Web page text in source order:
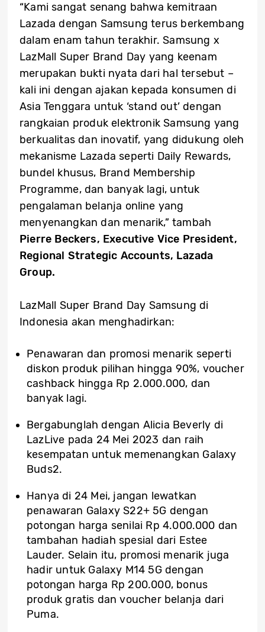
“Kami sangat senang bahwa kemitraan
Lazada dengan Samsung terus berkembang
dalam enam tahun terakhir. Samsung x
LazMall Super Brand Day yang keenam
merupakan bukti nyata dari hal tersebut –
kali ini dengan ajakan kepada konsumen di
Asia Tenggara untuk ‘stand out’ dengan
rangkaian produk elektronik Samsung yang
berkualitas dan inovatif, yang didukung oleh
mekanisme Lazada seperti Daily Rewards,
bundel khusus, Brand Membership
Programme, dan banyak lagi, untuk
pengalaman belanja online yang
menyenangkan dan menarik,” tambah
Pierre Beckers, Executive Vice President,
Regional Strategic Accounts, Lazada
Group.
LazMall Super Brand Day Samsung di
Indonesia akan menghadirkan:
Penawaran dan promosi menarik seperti
diskon produk pilihan hingga 90%, voucher
cashback hingga Rp 2.000.000, dan
banyak lagi.
Bergabunglah dengan Alicia Beverly di
LazLive pada 24 Mei 2023 dan raih
kesempatan untuk memenangkan Galaxy
Buds2.
Hanya di 24 Mei, jangan lewatkan
penawaran Galaxy S22+ 5G dengan
potongan harga senilai Rp 4.000.000 dan
tambahan hadiah spesial dari Estee
Lauder. Selain itu, promosi menarik juga
hadir untuk Galaxy M14 5G dengan
potongan harga Rp 200.000, bonus
produk gratis dan voucher belanja dari
Puma.